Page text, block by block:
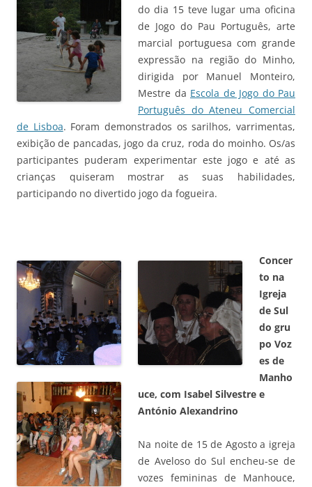
do dia 15 teve lugar uma oficina
de Jogo do Pau Português, arte
marcial portuguesa com grande
expressão na região do Minho,
dirigida por Manuel Monteiro,
Mestre da Escola de Jogo do Pau
Português do Ateneu Comercial
de Lisboa. Foram demonstrados os sarilhos, varrimentas,
exibição de pancadas, jogo da cruz, roda do moinho. Os/as
participantes puderam experimentar este jogo e até as
crianças quiseram mostrar as suas habilidades,
participando no divertido jogo da fogueira.
Concer
to na
Igreja
de Sul
do gru
po Voz
es de
Manho
uce, com Isabel Silvestre e
António Alexandrino
Na noite de 15 de Agosto a igreja
de Aveloso do Sul encheu-se de
vozes femininas de Manhouce,